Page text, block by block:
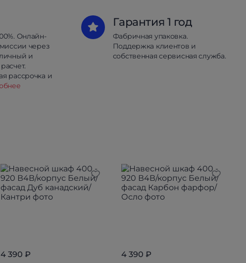
Онлайн-
через
и
рассрочка и
Гарантия 1 год
Фабричная упаковка.
Поддержка клиентов и
собственная сервисная служба.
4 390 ₽ 4 390 ₽